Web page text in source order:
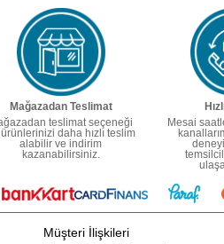
Mağazadan Teslimat
teslimat seçeneği
daha hızlı teslim
alabilir ve indirim
kazanabilirsiniz.
Mesai
Müşteri İlişkileri